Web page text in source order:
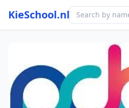
KieSchool.nl